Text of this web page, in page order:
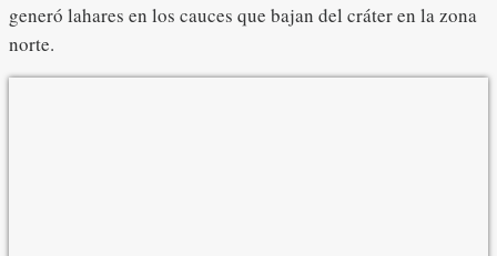
generó lahares en los cauces que bajan del cráter en la zona
norte.